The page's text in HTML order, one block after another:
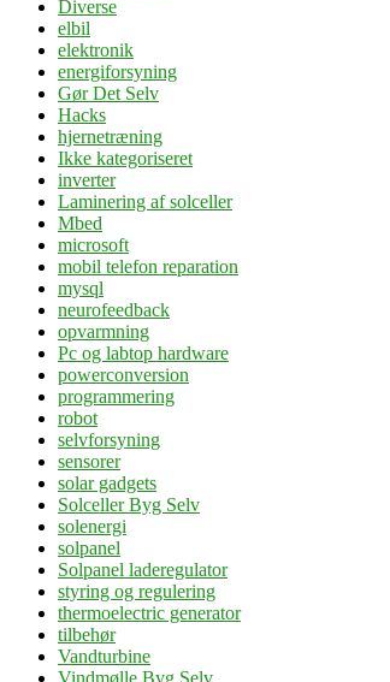
Diverse
elbil
elektronik
energiforsyning
Gør Det Selv
Hacks
hjernetræning
Ikke kategoriseret
inverter
Laminering af solceller
Mbed
microsoft
mobil telefon reparation
mysql
neurofeedback
opvarmning
Pc og labtop hardware
powerconversion
programmering
robot
selvforsyning
sensorer
solar gadgets
Solceller Byg Selv
solenergi
solpanel
Solpanel laderegulator
styring og regulering
thermoelectric generator
tilbehør
Vandturbine
Vindmølle Byg Selv